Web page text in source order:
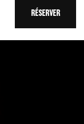
RÉSERVER